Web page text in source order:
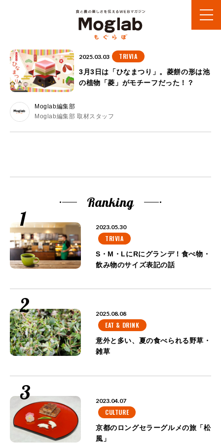
2025.03.03 TRIVIA
3月3日は「ひなまつり」。菱餅の形は池
の植物「菱」がモチーフだった！？
Moglab編集部
Moglab編集部 取材スタッフ
Ranking
2023.05.30
TRIVIA
S・M・LにRにグランデ！食べ物・
飲み物のサイズ表記の話
2025.08.08
EAT & DRINK
意外と多い、夏の食べられる野草・
雑草
2023.04.07
CULTURE
京都のロングセラーグルメの旅「松
風」